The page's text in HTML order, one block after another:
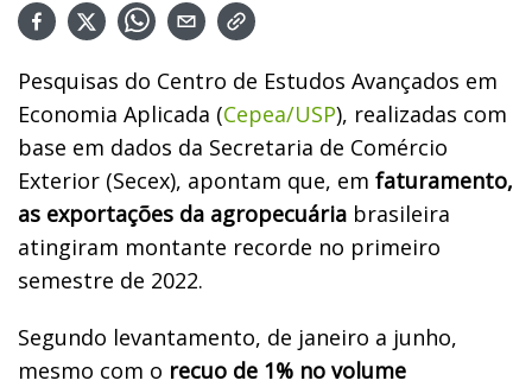
Pesquisas do Centro de Estudos Avançados em
Economia Aplicada (Cepea/USP), realizadas com
base em dados da Secretaria de Comércio
Exterior (Secex), apontam que, em faturamento,
as exportações da agropecuária brasileira
atingiram montante recorde no primeiro
semestre de 2022.
Segundo levantamento, de janeiro a junho,
mesmo com o recuo de 1% no volume